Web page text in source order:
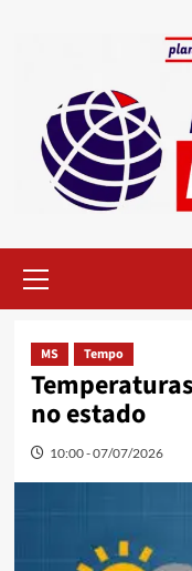
Menu
MS Tempo
no estado
10:00 - 07/07/2026